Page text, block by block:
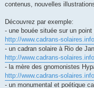
contenus, nouvelles
Découvrez par exemple:
- une bouée située sur un
http://www.cadrans-
- un cadran solaire à Rio de
http://www.cadrans-
- la mère des gnomonistes
http://www.cadrans-
- un monumental et poétique